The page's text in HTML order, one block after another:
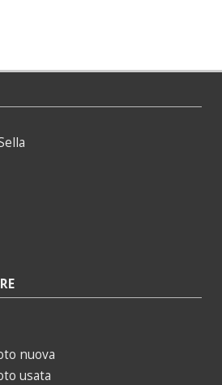
nuova
usata